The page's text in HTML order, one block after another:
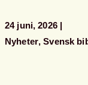
24 juni, 2026
Nyheter Svensk